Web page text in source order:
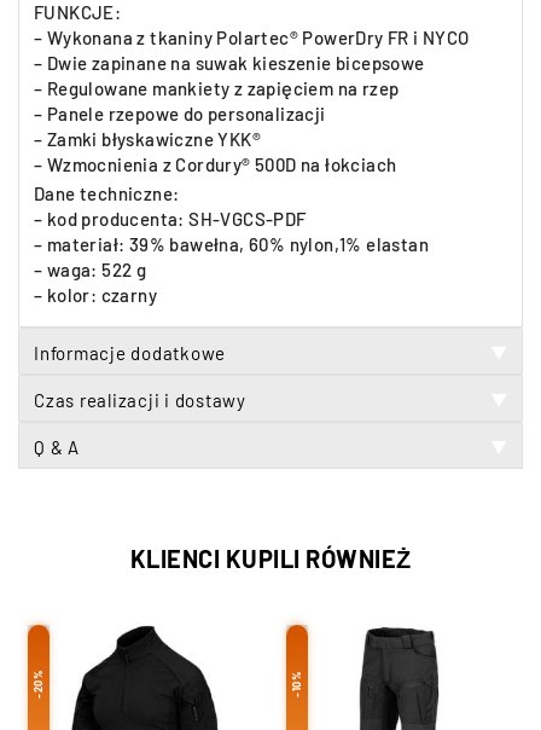
FUNKCJE:
– Wykonana z tkaniny Polartec® PowerDry FR i NYCO
– Dwie zapinane na suwak kieszenie bicepsowe
– Regulowane mankiety z zapięciem na rzep
– Panele rzepowe do personalizacji
– Zamki błyskawiczne YKK®
– Wzmocnienia z Cordury® 500D na łokciach
Dane techniczne:
– kod producenta: SH-VGCS-PDF
– materiał: 39% bawełna, 60% nylon,1% elastan
– waga: 522 g
– kolor: czarny
Informacje dodatkowe
Czas realizacji i dostawy
Q & A
KLIENCI KUPILI RÓWNIEŻ
-20% -10%